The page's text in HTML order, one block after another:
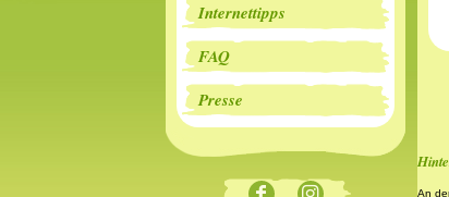
Internettipps
FAQ
Presse
An